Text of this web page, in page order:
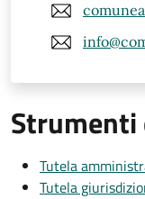
Tutela
Tutela